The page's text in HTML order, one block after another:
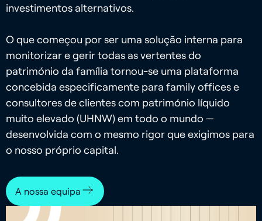
investimentos alternativos.
O que começou por ser uma solução interna para
monitorizar e gerir todas as vertentes do
património da família tornou-se uma plataforma
concebida especificamente para family offices e
consultores de clientes com património líquido
muito elevado (UHNW) em todo o mundo —
desenvolvida com o mesmo rigor que exigimos para
o nosso próprio capital.
A nossa equipa